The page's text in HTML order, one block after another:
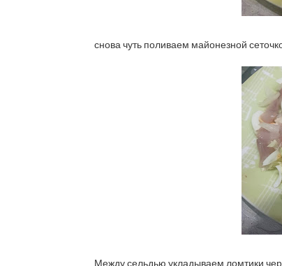
снова чуть поливаем майонезной
Между сельдью укладываем ломтики